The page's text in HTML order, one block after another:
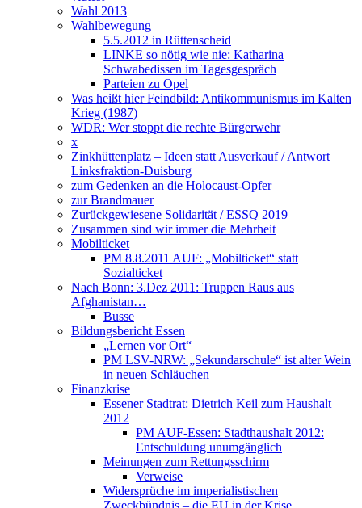
Wahl 2013
Wahlbewegung
5.5.2012 in Rüttenscheid
LINKE so nötig wie nie: Katharina
Schwabedissen im Tagesgespräch
Parteien zu Opel
Was heißt hier Feindbild: Antikommunismus im Kalten
Krieg (1987)
WDR: Wer stoppt die rechte Bürgerwehr
x
Zinkhüttenplatz – Ideen statt Ausverkauf / Antwort
Linksfraktion-Duisburg
zum Gedenken an die Holocaust-Opfer
zur Brandmauer
Zurückgewiesene Solidarität / ESSQ 2019
Zusammen sind wir immer die Mehrheit
Mobilticket
PM 8.8.2011 AUF: „Mobilticket“ statt
Sozialticket
Nach Bonn: 3.Dez 2011: Truppen Raus aus
Afghanistan…
Busse
Bildungsbericht Essen
„Lernen vor Ort“
PM LSV-NRW: „Sekundarschule“ ist alter Wein
in neuen Schläuchen
Finanzkrise
Essener Stadtrat: Dietrich Keil zum Haushalt
2012
PM AUF-Essen: Stadthaushalt 2012:
Entschuldung unumgänglich
Meinungen zum Rettungsschirm
Verweise
Widersprüche im imperialistischen
Zweckbündnis – die EU in der Krise